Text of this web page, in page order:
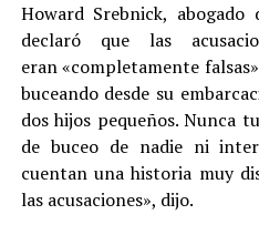
Howard Srebnick,
declaró que las
eran «completamente
buceando desde su
dos hijos pequeños. Nunca
de buceo de nadie ni
cuentan una historia muy
las acusaciones», dijo.